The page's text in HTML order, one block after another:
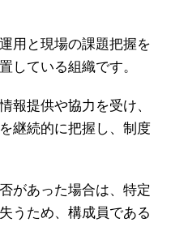
用と現場の課題把握を
している組織です。
報提供や協力を受け、
継続的に把握し、制度
があった場合は、特定
うため、構成員である